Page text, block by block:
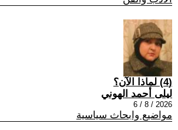
(4) لماذا الآن؟
ليلى أحمد الهوني
2026 / 8 / 6
مواضيع وابحاث سياسية